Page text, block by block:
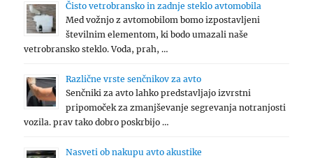
Čisto vetrobransko in zadnje steklo avtomobila
Med vožnjo z avtomobilom bomo izpostavljeni
številnim elementom, ki bodo umazali naše
vetrobransko steklo. Voda, prah, …
Različne vrste senčnikov za avto
Senčniki za avto lahko predstavljajo izvrstni
pripomoček za zmanjševanje segrevanja notranjosti
vozila. prav tako dobro poskrbijo …
Nasveti ob nakupu avto akustike